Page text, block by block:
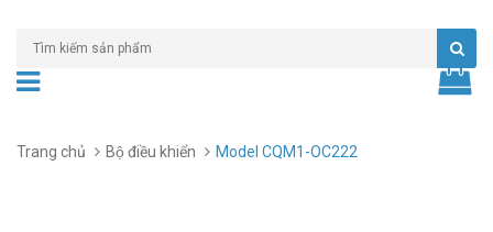
Trang chủ Bộ điều khiển Model CQM1-OC222